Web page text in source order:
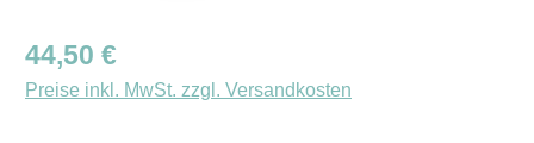
Regulärer Preis:
44,50 €
Preise inkl. MwSt. zzgl. Versandkosten